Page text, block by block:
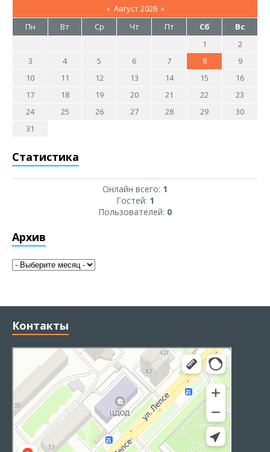
« Август 2026 »
Пн
Вт Ср Чт Пт Сб
Вс
1
2
3
4 5 6 7 8
9
10
11 12 13 14 15
16
17
18 19 20 21 22
23
24
25 26 27 28 29
30
31
Статистика
Онлайн всего: 1
Гостей: 1
Пользователей: 0
Архив
Контакты